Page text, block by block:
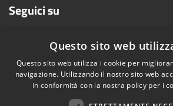
Seguici su
Accessibilità
Questo sito web
Questo sito web utilizza i cookie per
navigazione. Utilizzando il nostro sito web
in conformità con la nostra policy per i